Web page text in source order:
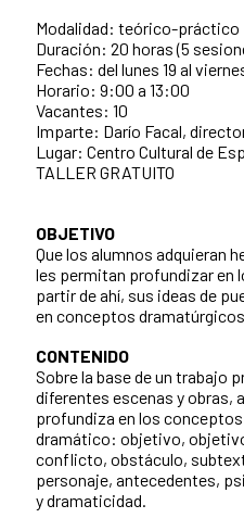
Modalidad: teórico-práctico
Duración: 20 horas (5
Fechas: del lunes 19 al
Horario: 9:00 a 13:00
Vacantes: 10
Imparte: Darío Facal,
Lugar: Centro Cultural de
TALLER GRATUITO
OBJETIVO
Que los alumnos adquieran
les permitan profundizar en
partir de ahí, sus ideas de
en conceptos
CONTENIDO
Sobre la base de un trabajo
diferentes escenas y obras,
profundiza en los
dramático: objetivo,
conflicto, obstáculo,
personaje, antecedentes,
y dramaticidad.